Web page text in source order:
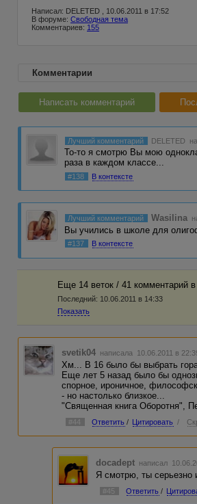
Написал: DELETED , 10.06.2011 в 17:52
В форуме: Свободная тема
Комментариев: 155
Комментарии
Написать комментарий
Лучший комментарий DELETED
То-то я смотрю Вы мою
раза в каждом классе...
#138 В контексте
Лучший комментарий Wasilina
Вы учились в школе для
#137 В контексте
Еще 14 веток / 41 комментарий
Последний: 10.06.2011 в 14:33
Показать
svetik04 написала 10.06.2011 в
Хм... В 16 было бы выбрать
Еще лет 5 назад было бы
спорное, ироничное,
- но настолько близкое...
"Священная книга Оборотня",
#44 Ответить / Цитировать /
docadept написал
Я смотрю, ты серьезно
#45 Ответить /